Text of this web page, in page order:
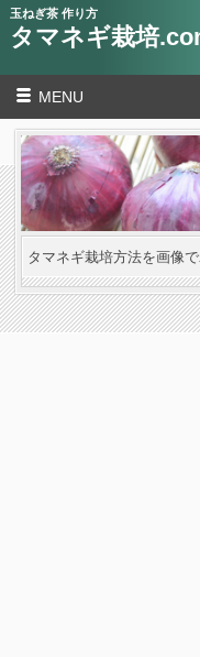
玉ねぎ茶 作り方
タマネギ栽培
MENU
タマネギ栽培方法を画像